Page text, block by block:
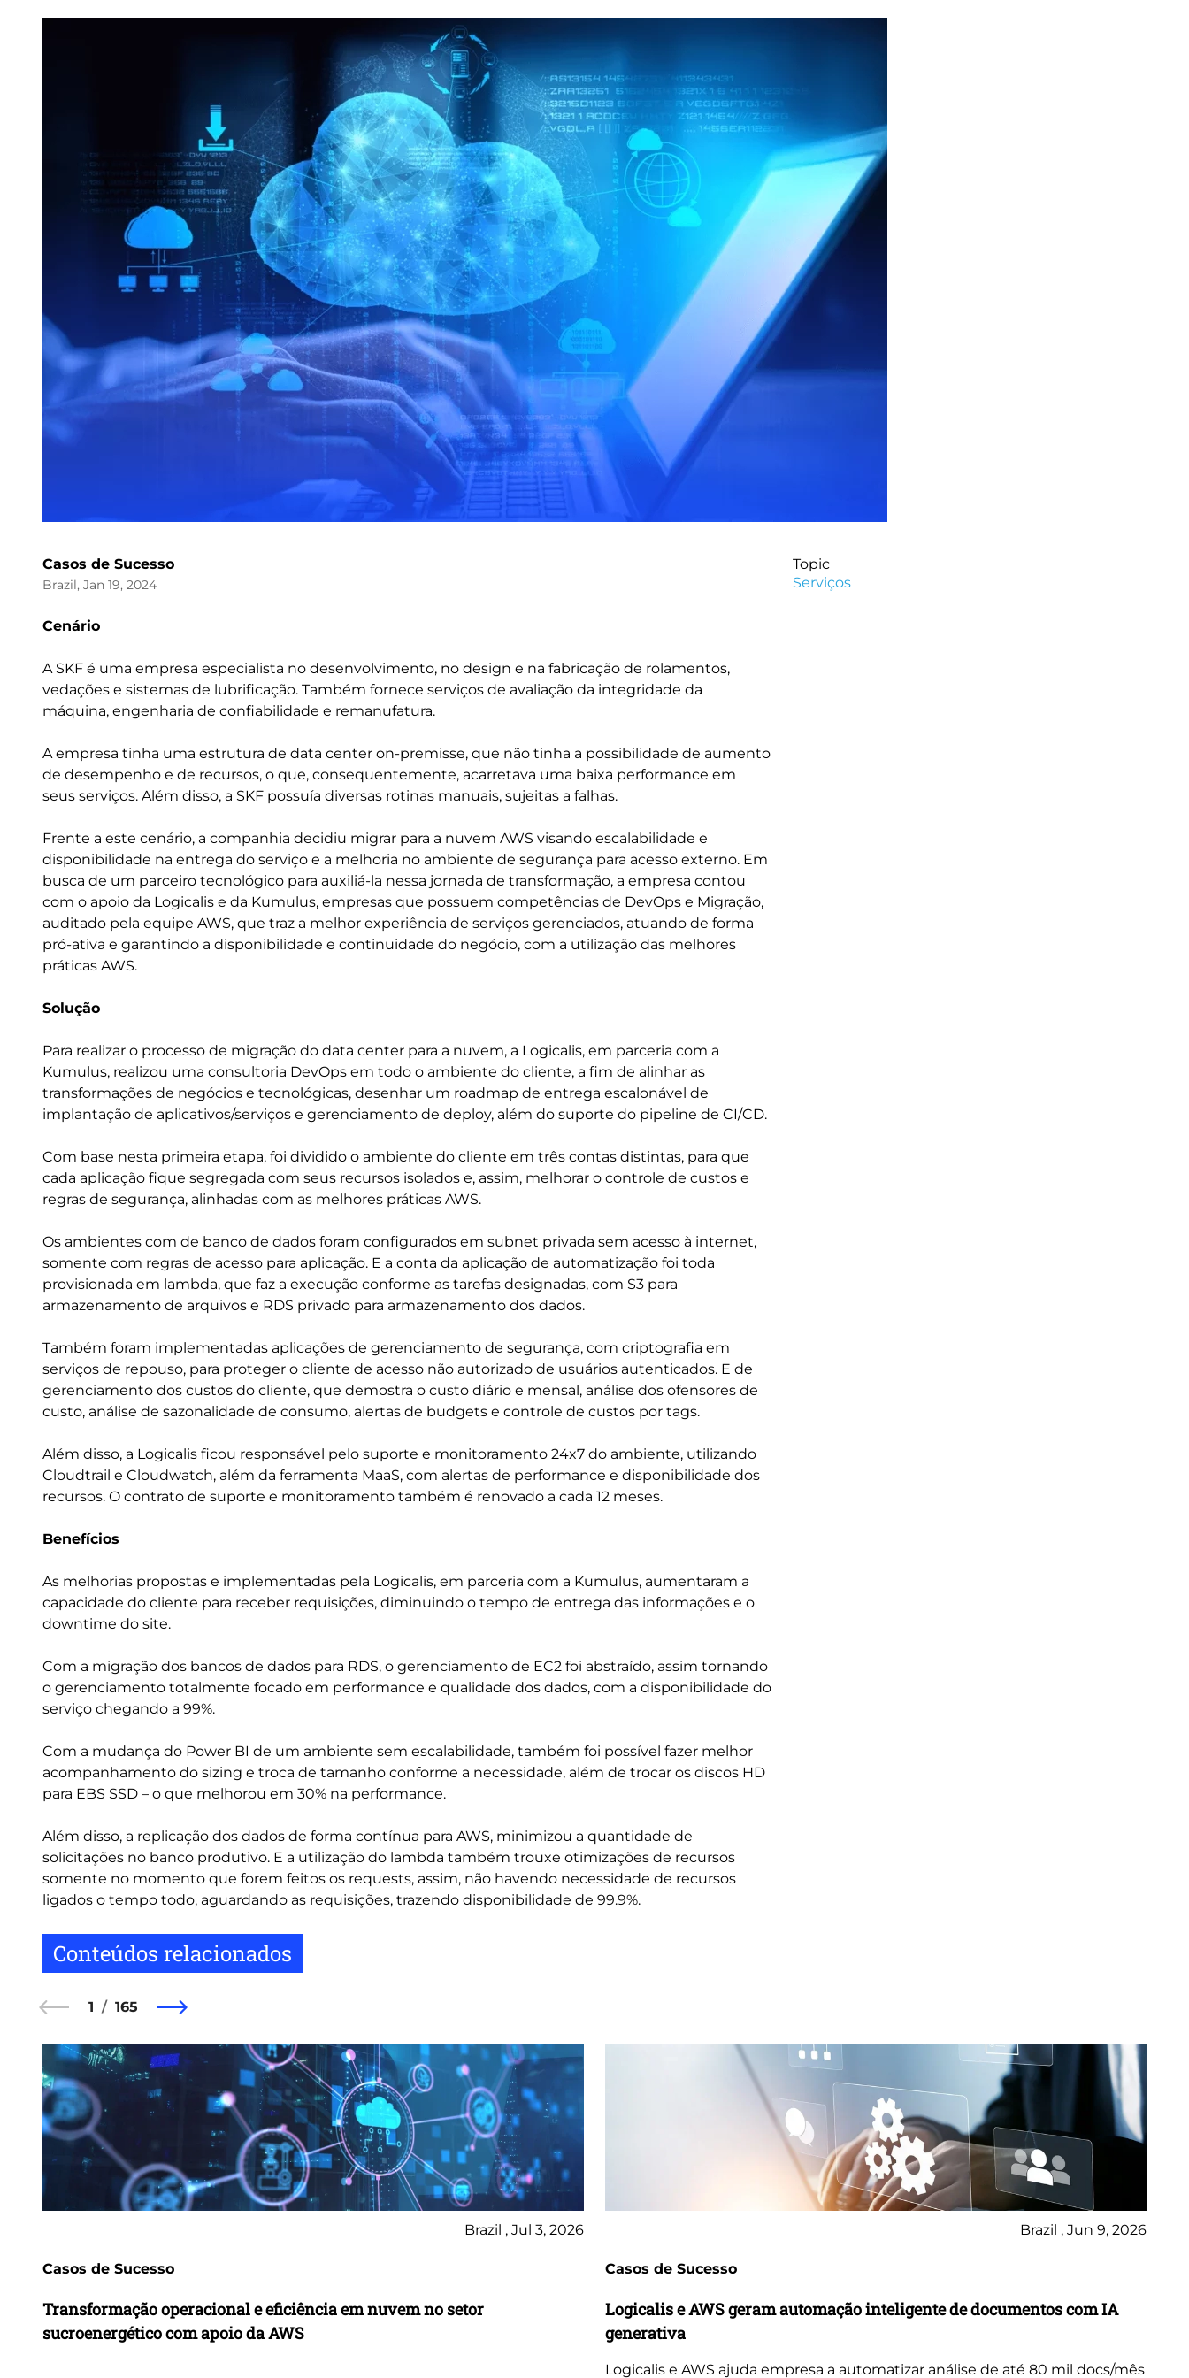
Casos de Sucesso
Brazil, Jan 19, 2024
Cenário
A SKF é uma empresa especialista no desenvolvimento, no design e na fabricação de rolamentos,
vedações e sistemas de lubrificação. Também fornece serviços de avaliação da integridade da
máquina, engenharia de confiabilidade e remanufatura.
A empresa tinha uma estrutura de data center on-premisse, que não tinha a possibilidade de aumento
de desempenho e de recursos, o que, consequentemente, acarretava uma baixa performance em
seus serviços. Além disso, a SKF possuía diversas rotinas manuais, sujeitas a falhas.
Frente a este cenário, a companhia decidiu migrar para a nuvem AWS visando escalabilidade e
disponibilidade na entrega do serviço e a melhoria no ambiente de segurança para acesso externo. Em
busca de um parceiro tecnológico para auxiliá-la nessa jornada de transformação, a empresa contou
com o apoio da Logicalis e da Kumulus, empresas que possuem competências de DevOps e Migração,
auditado pela equipe AWS, que traz a melhor experiência de serviços gerenciados, atuando de forma
pró-ativa e garantindo a disponibilidade e continuidade do negócio, com a utilização das melhores
práticas AWS.
Solução
Para realizar o processo de migração do data center para a nuvem, a Logicalis, em parceria com a
Kumulus, realizou uma consultoria DevOps em todo o ambiente do cliente, a fim de alinhar as
transformações de negócios e tecnológicas, desenhar um roadmap de entrega escalonável de
implantação de aplicativos/serviços e gerenciamento de deploy, além do suporte do pipeline de CI/CD.
Com base nesta primeira etapa, foi dividido o ambiente do cliente em três contas distintas, para que
cada aplicação fique segregada com seus recursos isolados e, assim, melhorar o controle de custos e
regras de segurança, alinhadas com as melhores práticas AWS.
Os ambientes com de banco de dados foram configurados em subnet privada sem acesso à internet,
somente com regras de acesso para aplicação. E a conta da aplicação de automatização foi toda
provisionada em lambda, que faz a execução conforme as tarefas designadas, com S3 para
armazenamento de arquivos e RDS privado para armazenamento dos dados.
Também foram implementadas aplicações de gerenciamento de segurança, com criptografia em
serviços de repouso, para proteger o cliente de acesso não autorizado de usuários autenticados. E de
gerenciamento dos custos do cliente, que demostra o custo diário e mensal, análise dos ofensores de
custo, análise de sazonalidade de consumo, alertas de budgets e controle de custos por tags.
Além disso, a Logicalis ficou responsável pelo suporte e monitoramento 24x7 do ambiente, utilizando
Cloudtrail e Cloudwatch, além da ferramenta MaaS, com alertas de performance e disponibilidade dos
recursos. O contrato de suporte e monitoramento também é renovado a cada 12 meses.
Benefícios
As melhorias propostas e implementadas pela Logicalis, em parceria com a Kumulus, aumentaram a
capacidade do cliente para receber requisições, diminuindo o tempo de entrega das informações e o
downtime do site.
Com a migração dos bancos de dados para RDS, o gerenciamento de EC2 foi abstraído, assim tornando
o gerenciamento totalmente focado em performance e qualidade dos dados, com a disponibilidade do
serviço chegando a 99%.
Com a mudança do Power BI de um ambiente sem escalabilidade, também foi possível fazer melhor
acompanhamento do sizing e troca de tamanho conforme a necessidade, além de trocar os discos HD
para EBS SSD – o que melhorou em 30% na performance.
Além disso, a replicação dos dados de forma contínua para AWS, minimizou a quantidade de
solicitações no banco produtivo. E a utilização do lambda também trouxe otimizações de recursos
somente no momento que forem feitos os requests, assim, não havendo necessidade de recursos
ligados o tempo todo, aguardando as requisições, trazendo disponibilidade de 99.9%.
Topic
Serviços
Conteúdos relacionados
1 165
Brazil , Jul 3, 2026
Casos de Sucesso
Transformação operacional e eficiência em nuvem no setor
sucroenergético com apoio da AWS
Brazil , Jun 9, 2026
Casos de Sucesso
Logicalis e AWS geram automação inteligente de documentos com IA
generativa
Logicalis e AWS ajuda empresa a automatizar análise de até 80 mil docs/mês